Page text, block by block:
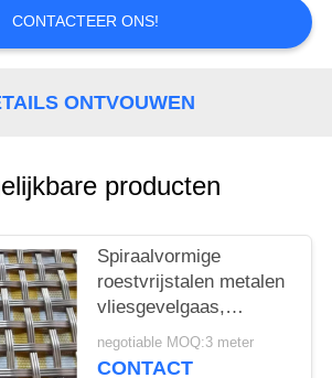
CONTACTEER ONS!
ONTVOUWEN
producten
Spiraalvormige
roestvrijstalen metalen
vliesgevelgaas,
decoratieve
hotelgordijnen,
negotiable MOQ:3 meter
CONTACT